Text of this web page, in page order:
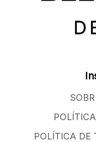
POLÍTICA DE